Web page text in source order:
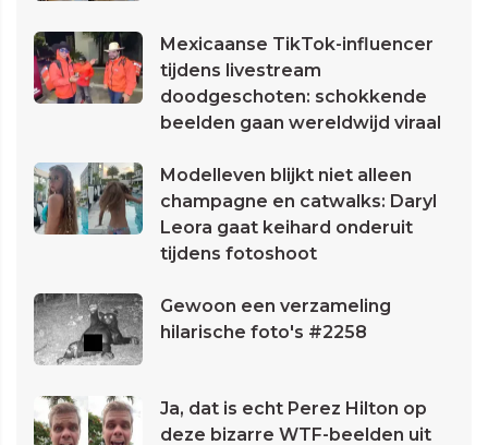
Mexicaanse TikTok-influencer
tijdens livestream
doodgeschoten: schokkende
beelden gaan wereldwijd viraal
Modelleven blijkt niet alleen
champagne en catwalks: Daryl
Leora gaat keihard onderuit
tijdens fotoshoot
Gewoon een verzameling
hilarische foto's #2258
Ja, dat is echt Perez Hilton op
deze bizarre WTF-beelden uit